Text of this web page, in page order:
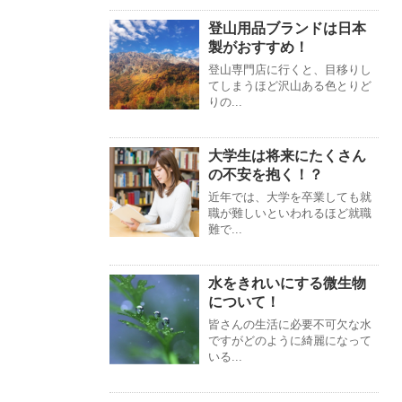
登山用品ブランドは日本
製がおすすめ！
登山専門店に行くと、目移りし
てしまうほど沢山ある色とりど
りの...
大学生は将来にたくさん
の不安を抱く！？
近年では、大学を卒業しても就
職が難しいといわれるほど就職
難で...
水をきれいにする微生物
について！
皆さんの生活に必要不可欠な水
ですがどのように綺麗になって
いる...